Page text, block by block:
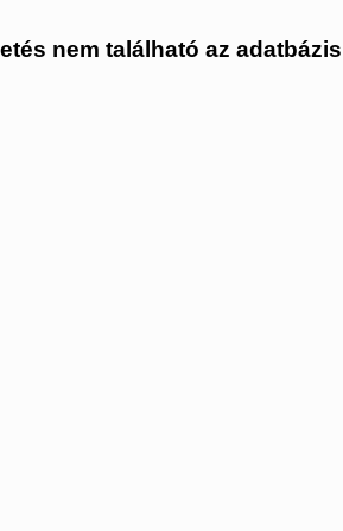
nem található az